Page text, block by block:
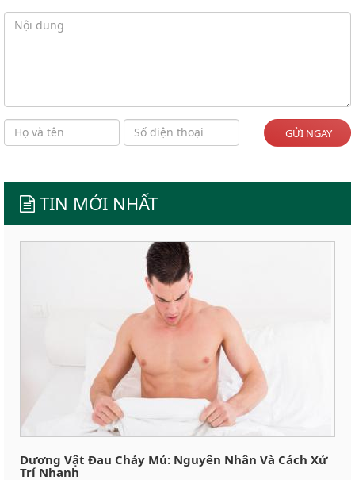
GỬI NGAY
TIN MỚI NHẤT
Dương Vật Đau Chảy Mủ: Nguyên Nhân Và Cách Xử
Trí Nhanh